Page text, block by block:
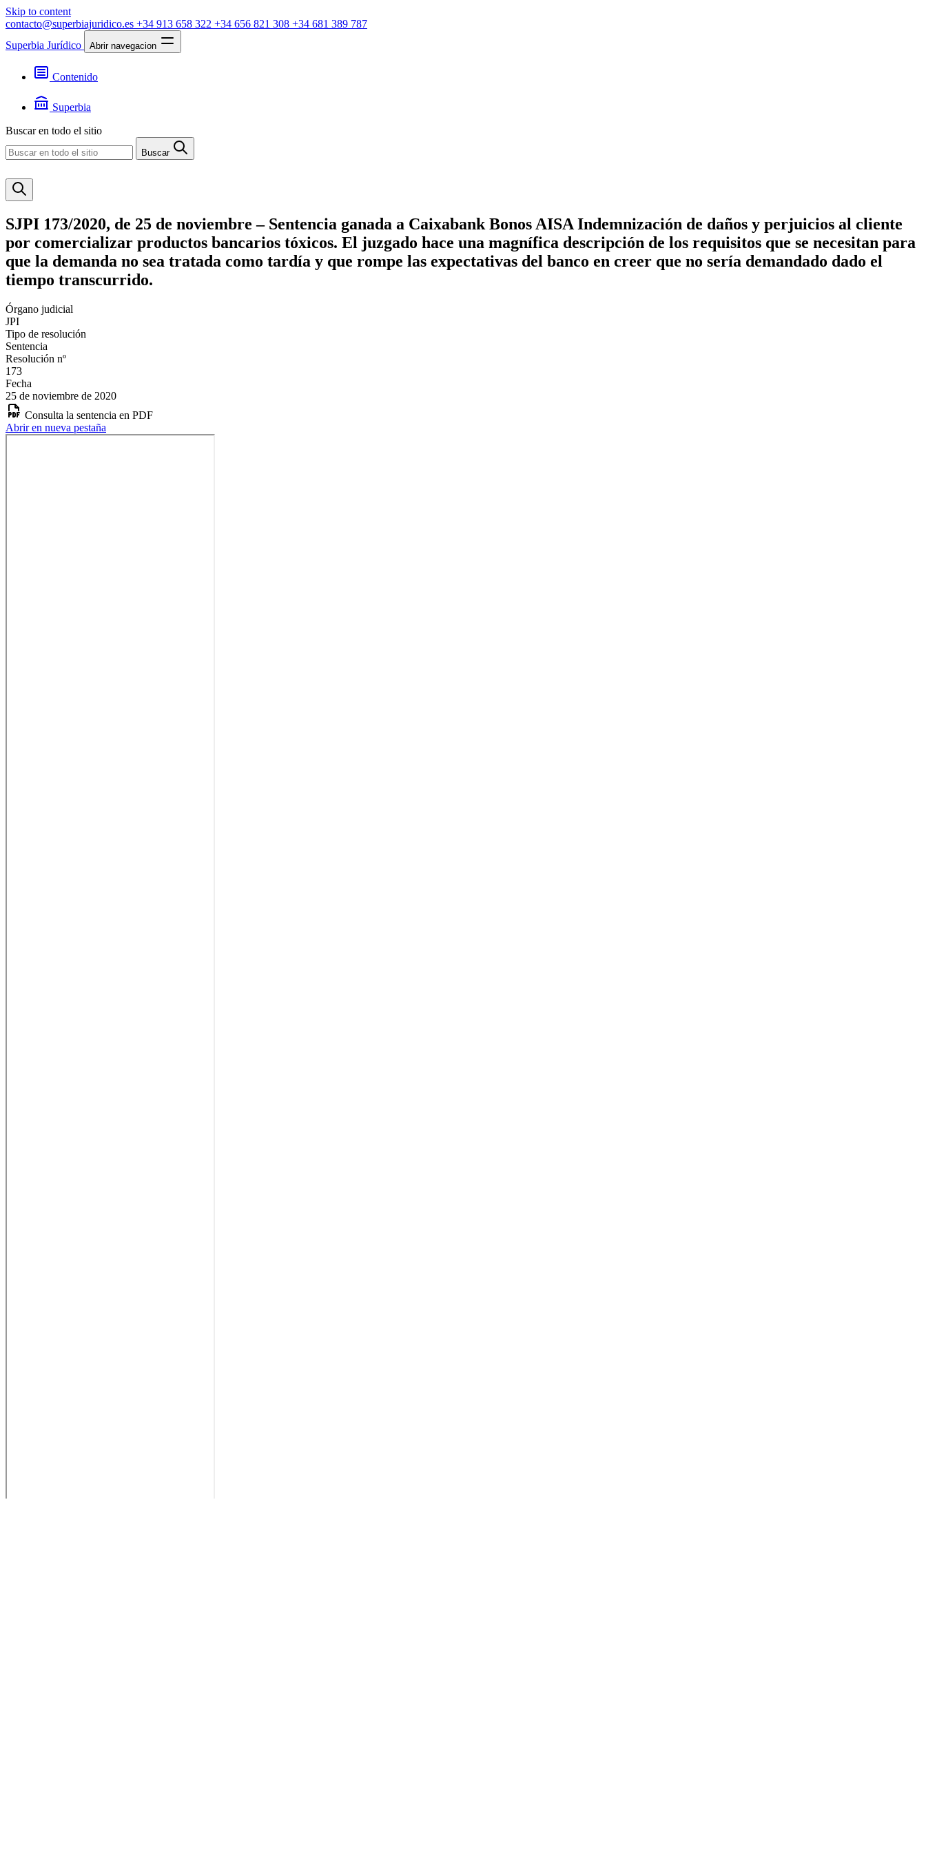
Skip to content
contacto@superbiajuridico.es +34 913 658 322 +34 656 821 308 +34 681 389 787
Superbia Jurídico
Abrir navegacion
Contenido
Jurisprudencia
Noticias
Superbia
Contacto
Buscar en todo el sitio
Buscar
SJPI 173/2020, de 25 de noviembre – Sentencia ganada a Caixabank Bonos AISA Indemnización de daños y perjuicios al cliente
por comercializar productos bancarios tóxicos. El juzgado hace una magnífica descripción de los requisitos que se necesitan para
que la demanda no sea tratada como tardía y que rompe las expectativas del banco en creer que no sería demandado dado el
tiempo transcurrido.
Órgano judicial
JPI
Tipo de resolución
Sentencia
Resolución nº
173
Fecha
25 de noviembre de 2020
Consulta la sentencia en PDF
Abrir en nueva pestaña